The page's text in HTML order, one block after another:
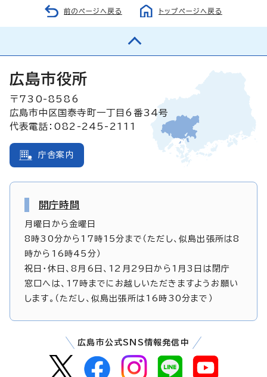
前のページへ戻る トップページへ戻る
広島市役所
〒730-8586
広島市中区国泰寺町一丁目6番34号
代表電話：082-245-2111
庁舎案内
開庁時間
月曜日から金曜日
8時30分から17時15分まで（ただし、似島出張所は8
時から16時45分）
祝日・休日、8月6日、12月29日から1月3日は閉庁
窓口へは、17時までにお越しいただきますようお願い
します。（ただし、似島出張所は16時30分まで）
広島市公式SNS情報発信中